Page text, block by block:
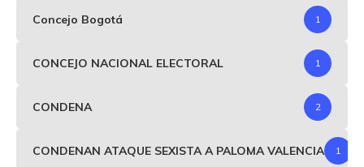
Concejo Bogotá 1
CONCEJO NACIONAL ELECTORAL 1
CONDENA 2
CONDENAN ATAQUE SEXISTA A PALOMA VALENCIA 1